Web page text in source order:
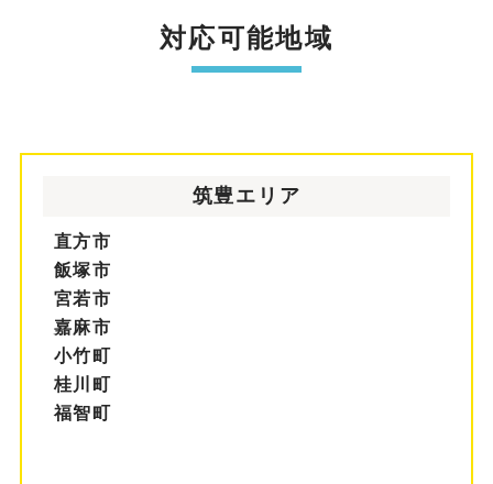
対応可能地域
筑豊エリア
直方市
飯塚市
宮若市
嘉麻市
小竹町
桂川町
福智町